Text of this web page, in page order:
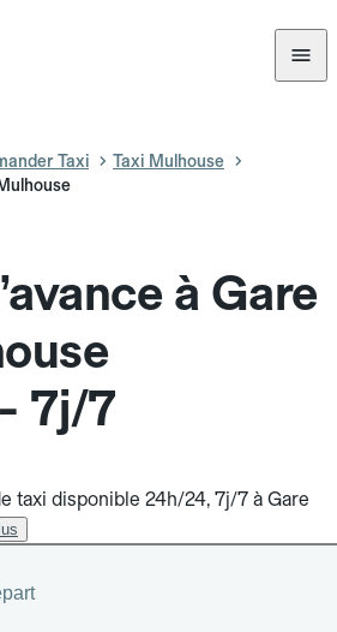
Taxi
Taxi Mulhouse
à Gare
7j/7
taxi disponible 24h/24, 7j/7 à Gare